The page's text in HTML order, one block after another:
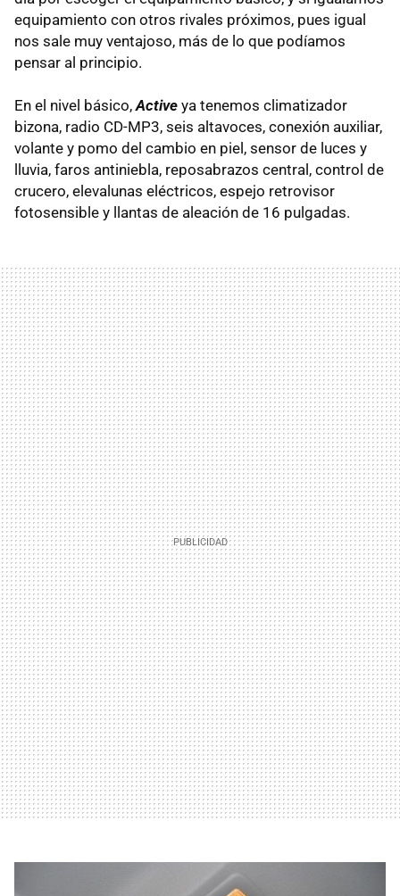
equipamiento con otros rivales próximos, pues igual
nos sale muy ventajoso, más de lo que podíamos
pensar al principio.
En el nivel básico, Active ya tenemos climatizador
bizona, radio CD-MP3, seis altavoces, conexión auxiliar,
volante y pomo del cambio en piel, sensor de luces y
lluvia, faros antiniebla, reposabrazos central, control de
crucero, elevalunas eléctricos, espejo retrovisor
fotosensible y llantas de aleación de 16 pulgadas.